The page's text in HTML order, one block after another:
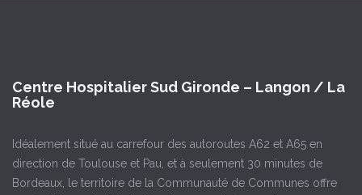
Centre Hospitalier Sud Gironde – Langon / La
Réole
Idéalement situé au carrefour des autoroutes A62 et A65 en
direction de Toulouse et Pau, et à seulement 30 minutes de
Bordeaux, le territoire de la Communauté de Communes offre